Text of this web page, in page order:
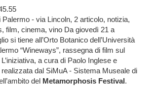
- via Lincoln, 2 articolo, notizia,
film, cinema, vino Da giovedì 21 a
si tiene all’Orto Botanico dell’Università
“Wineways”, rassegna di film sul
a cura di Paolo Inglese e
realizzata dal SiMuA - Sistema Museale di
del Metamorphosis Festival.